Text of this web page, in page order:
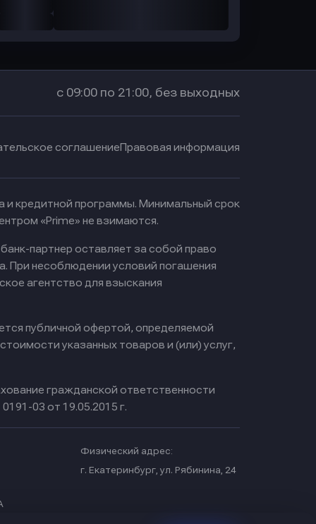
с 09:00 по 21:00, без выходных
соглашениеПравовая информация
и кредитной программы. Минимальный срок
«Prime» не взимаются.
партнер оставляет за собой право
При несоблюдении условий погашения
агентство для взыскания
публичной офертой, определяемой
указанных товаров и (или) услуг,
гражданской ответственности
03 от 19.05.2015 г.
Физический адрес:
г. Екатеринбург, ул. Рябинина, 24